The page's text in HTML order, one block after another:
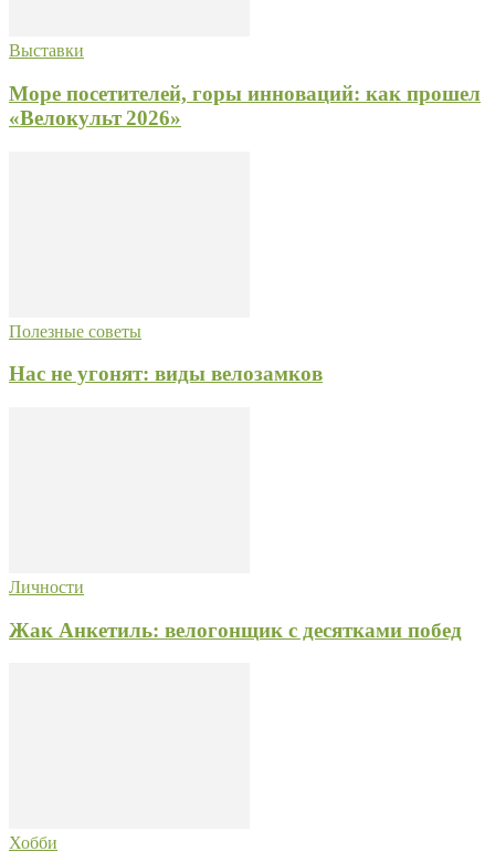
Выставки
Море посетителей, горы инноваций: как прошел
«Велокульт 2026»
Полезные советы
Нас не угонят: виды велозамков
Личности
Жак Анкетиль: велогонщик с десятками побед
Хобби